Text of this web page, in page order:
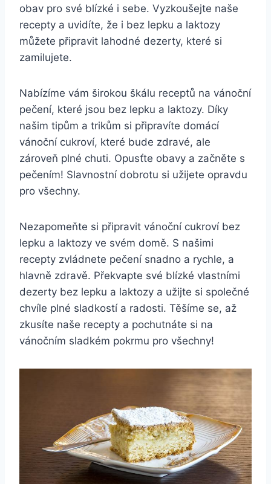
obav pro ⁤své blízké ⁣i sebe. Vyzkoušejte naše
recepty⁣ a​ uvidíte, že i bez lepku a laktozy
‌můžete připravit lahodné⁢ dezerty,⁤ které si
zamilujete.
Nabízíme ​vám širokou škálu receptů na vánoční
pečení, které⁤ jsou bez⁤ lepku a laktozy. ‍Díky⁢
našim tipům ⁤a trikům⁢ si připravíte domácí
vánoční cukroví, ‍které⁣ bude zdravé, ale
zároveň plné chuti.​ Opusťte obavy a začněte s⁣
pečením! Slavnostní dobrotu si ‌užijete opravdu
pro všechny.
Nezapomeňte si připravit ‍vánoční cukroví ⁤bez
lepku ⁣a laktozy ve svém domě. S našimi
recepty zvládnete pečení snadno⁢ a rychle, ‌a
hlavně zdravě. Překvapte své blízké vlastními
dezerty bez lepku ⁤a ⁢laktozy a užijte si společné
chvíle ‍plné sladkostí a‍ radosti. Těšíme se, až
zkusíte naše recepty a pochutnáte si‌ na
vánočním⁤ sladkém pokrmu pro všechny!